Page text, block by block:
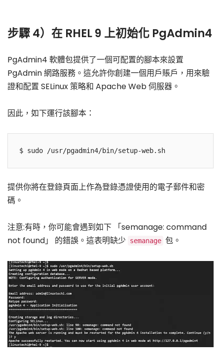
步驟 4）在 RHEL 9 上初始化 PgAdmin4
PgAdmin4 軟體包提供了一個可配置的腳本來設置
PgAdmin 網路服務。這允許你創建一個用戶賬戶，用來驗
證和配置 SELinux 策略和 Apache Web 伺服器。
因此，如下運行該腳本：
提供你將在登錄頁面上作為登錄憑證使用的電子郵件和密
碼。
注意:有時，你可能會遇到如下 「semanage: command
not found」 的錯誤。這表明缺少
semanage 包。